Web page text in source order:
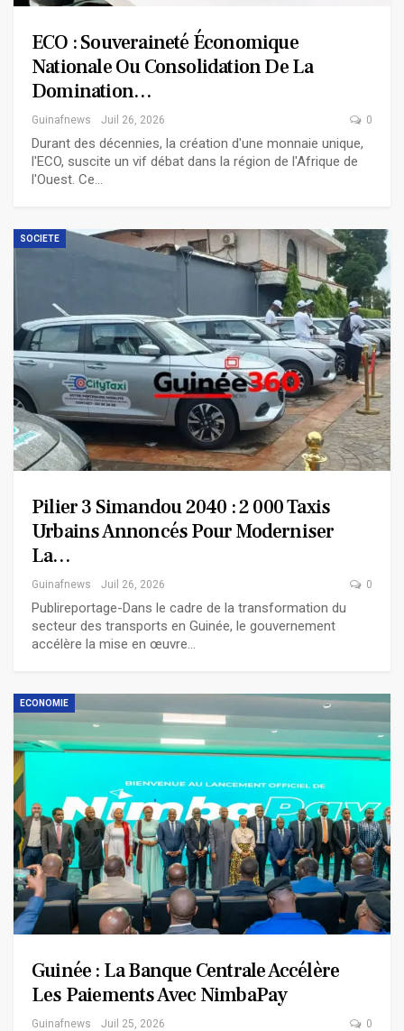
ECO : Souveraineté Économique
Nationale Ou Consolidation De La
Domination…
Guinafnews Juil 26, 2026 0
Durant des décennies, la création d'une monnaie unique,
l'ECO, suscite un vif débat dans la région de l'Afrique de
l'Ouest. Ce…
SOCIETE
Pilier 3 Simandou 2040 : 2 000 Taxis
Urbains Annoncés Pour Moderniser
La…
Guinafnews Juil 26, 2026 0
Publireportage-Dans le cadre de la transformation du
secteur des transports en Guinée, le gouvernement
accélère la mise en œuvre…
ECONOMIE
Guinée : La Banque Centrale Accélère
Les Paiements Avec NimbaPay
Guinafnews Juil 25, 2026 0